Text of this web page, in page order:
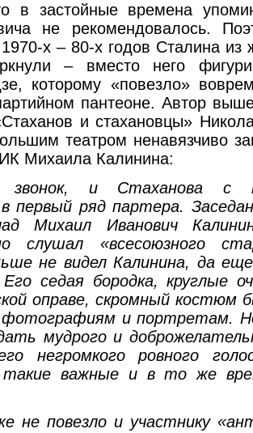
в застойные времена
не рекомендовалось.
х – 80-х годов Сталина из
– вместо него
которому «повезло»
пантеоне. Автор
и стахановцы»
театром ненавязчиво
Михаила Калинина:
звонок, и Стаханова с
первый ряд партера.
Михаил Иванович
слушал «всесоюзного
не видел Калинина, да
Его седая бородка, круглые
оправе, скромный костюм
фотографиям и портретам.
мудрого и
негромкого ровного
такие важные и в то же
не повезло и участнику